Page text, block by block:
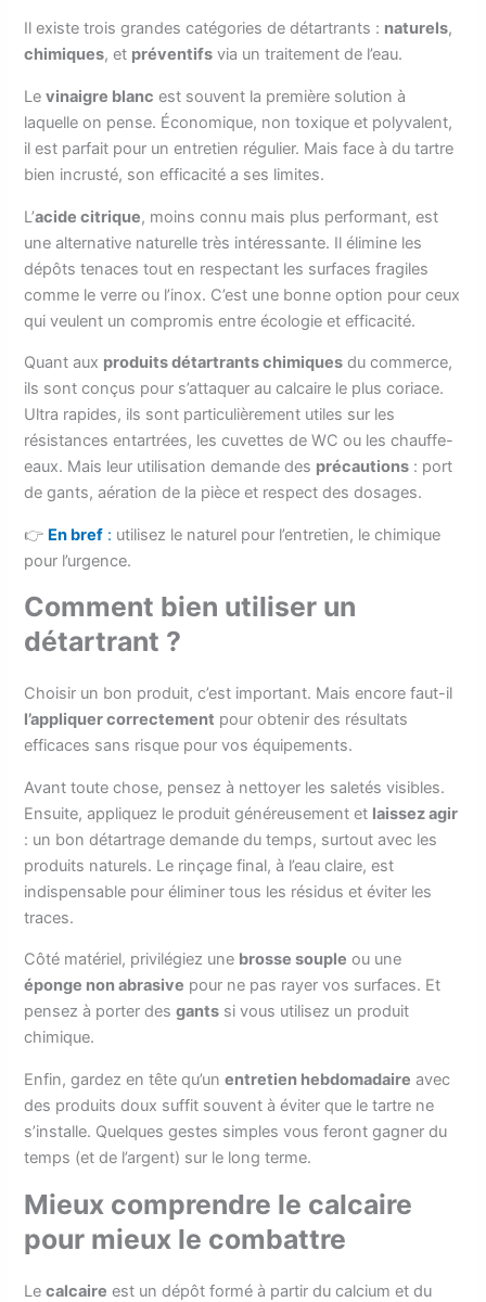
Il existe trois grandes catégories de détartrants : naturels,
chimiques, et préventifs via un traitement de l’eau.
Levinaigre blanc est souvent la première solution à
laquelle on pense. Économique, non toxique et polyvalent,
il est parfait pour un entretien régulier. Mais face à du tartre
bien incrusté, son efficacité a ses limites.
L’acide citrique, moins connu mais plus performant, est
une alternative naturelle très intéressante. Il élimine les
dépôts tenaces tout en respectant les surfaces fragiles
comme le verre ou l’inox. C’est une bonne option pour ceux
qui veulent un compromis entre écologie et efficacité.
Quant aux produits détartrants chimiques du commerce,
ils sont conçus pour s’attaquer au calcaire le plus coriace.
Ultra rapides, ils sont particulièrement utiles sur les
résistances entartrées, les cuvettes de WC ou les chauffe-
eaux. Mais leur utilisation demande des précautions : port
de gants, aération de la pièce et respect des dosages.
👉 En bref : utilisez le naturel pour l’entretien, le chimique
pour l’urgence.
Comment bien utiliser un
détartrant ?
Choisir un bon produit, c’est important. Mais encore faut-il
l’appliquer correctement pour obtenir des résultats
efficaces sans risque pour vos équipements.
Avant toute chose, pensez à nettoyer les saletés visibles.
Ensuite, appliquez le produit généreusement et laissez agir
: un bon détartrage demande du temps, surtout avec les
produits naturels. Le rinçage final, à l’eau claire, est
indispensable pour éliminer tous les résidus et éviter les
traces.
Côté matériel, privilégiez une brosse souple ou une
éponge non abrasive pour ne pas rayer vos surfaces. Et
pensez à porter desgants si vous utilisez un produit
chimique.
Enfin, gardez en tête qu’unentretien hebdomadaire avec
des produits doux suffit souvent à éviter que le tartre ne
s’installe. Quelques gestes simples vous feront gagner du
temps (et de l’argent) sur le long terme.
Mieux comprendre le calcaire
pour mieux le combattre
Lecalcaire est un dépôt formé à partir du calcium et du